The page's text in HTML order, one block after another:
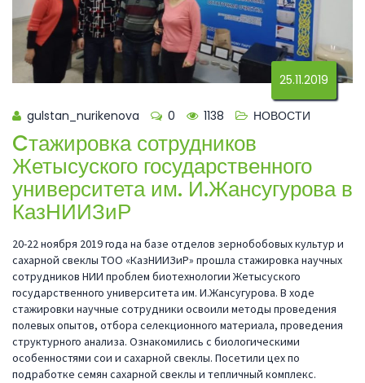
25.11.2019
gulstan_nurikenova 0 1138 НОВОСТИ
Cтажировка сотрудников
Жетысуского государственного
университета им. И.Жансугурова в
КазНИИЗиР
20-22 ноября 2019 года на базе отделов зернобобовых культур и
сахарной свеклы ТОО «КазНИИЗиР» прошла стажировка научных
сотрудников НИИ проблем биотехнологии Жетысуского
государственного университета им. И.Жансугурова. В ходе
стажировки научные сотрудники освоили методы проведения
полевых опытов, отбора селекционного материала, проведения
структурного анализа. Ознакомились с биологическими
особенностями сои и сахарной свеклы. Посетили цех по
подработке семян сахарной свеклы и тепличный комплекс.